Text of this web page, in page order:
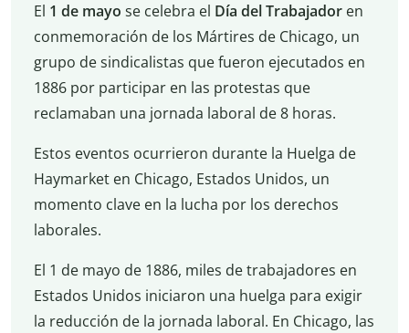
El 1 de mayo se celebra el Día del Trabajadoren
conmemoración de los Mártires de Chicago, un
grupo de sindicalistas que fueron ejecutados en
1886 por participar en las protestas que
reclamaban una jornada laboral de 8 horas.
Estos eventos ocurrieron durante la Huelga de
Haymarket en Chicago, Estados Unidos, un
momento clave en la lucha por los derechos
laborales.
El 1 de mayo de 1886, miles de trabajadores en
Estados Unidos iniciaron una huelga para exigir
la reducción de la jornada laboral. En Chicago, las